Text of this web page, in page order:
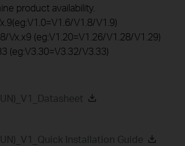
product availability.
V1.8/V1.9)
Vx.x9 (eg:V1.20=V1.26/V1.28/V1.29)
(eg:V3.30=V3.32/V3.33)
Installation Guide